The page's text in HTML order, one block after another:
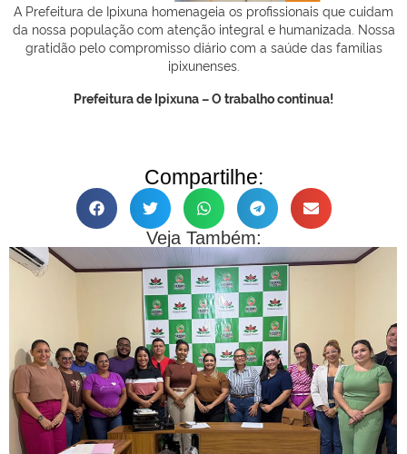
A Prefeitura de Ipixuna homenageia os profissionais que cuidam
da nossa população com atenção integral e humanizada. Nossa
gratidão pelo compromisso diário com a saúde das famílias
ipixunenses.
Prefeitura de Ipixuna – O trabalho continua!
Compartilhe:
Veja Também: